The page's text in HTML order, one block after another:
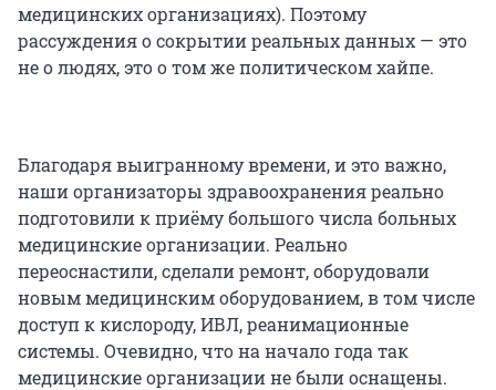
медицинских организациях). Поэтому
рассуждения о сокрытии реальных данных — это
не о людях, это о том же политическом хайпе.
Благодаря выигранному времени, и это важно,
наши организаторы здравоохранения реально
подготовили к приёму большого числа больных
медицинские организации. Реально
переоснастили, сделали ремонт, оборудовали
новым медицинским оборудованием, в том числе
доступ к кислороду, ИВЛ, реанимационные
системы. Очевидно, что на начало года так
медицинские организации не были оснащены.